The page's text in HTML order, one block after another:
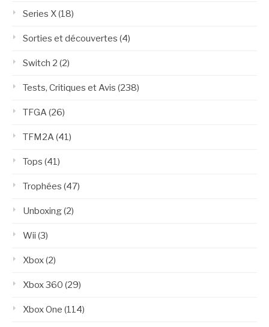
Series X(18)
Sorties et découvertes (4)
Switch 2 (2)
Tests, Critiques et Avis (238)
TFGA(26)
TFM2A(41)
Tops (41)
Trophées (47)
Unboxing(2)
Wii (3)
Xbox(2)
Xbox 360 (29)
Xbox One (114)